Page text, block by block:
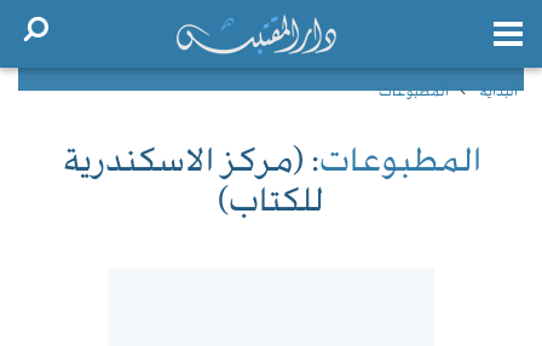
البداية المطبوعات
المطبوعات: (مركز الاسكندرية
للكتاب)